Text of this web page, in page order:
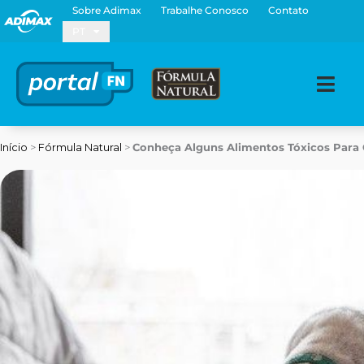
para
conteúdo
Sobre Adimax Trabalhe Conosco
Contato
Início > Fórmula Natural > Conheça Alguns Alimentos Tóxicos Para